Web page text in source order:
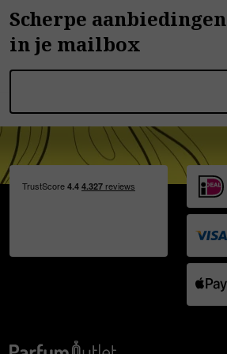
Scherpe aanbiedingen
in je mailbox